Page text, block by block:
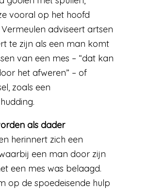
vooral op het hoofd
Vermeulen adviseert artsen
te zijn als een man komt
van een mes – “dat kan
het afweren” – of
zoals een
als dader
herinnert zich een
een man door zijn
een mes was belaagd.
op de spoedeisende hulp